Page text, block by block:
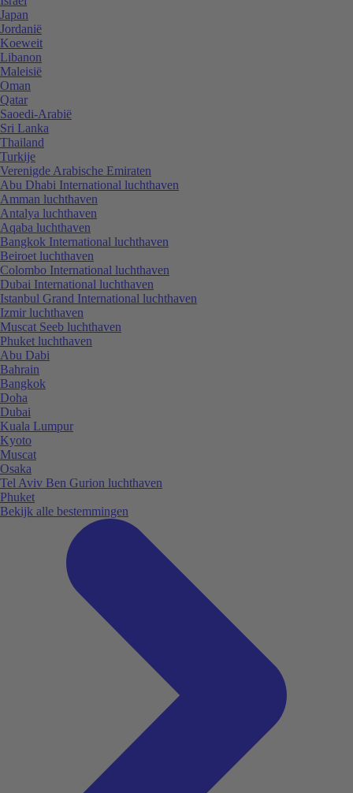
Japan
Jordanië
Koeweit
Libanon
Maleisië
Oman
Qatar
Saoedi-Arabië
Sri Lanka
Thailand
Turkije
Verenigde Arabische Emiraten
Abu Dhabi International luchthaven
Amman luchthaven
Antalya luchthaven
Aqaba luchthaven
Bangkok International luchthaven
Beiroet luchthaven
Colombo International luchthaven
Dubai International luchthaven
Istanbul Grand International luchthaven
Izmir luchthaven
Muscat Seeb luchthaven
Phuket luchthaven
Abu Dabi
Bahrain
Bangkok
Doha
Dubai
Kuala Lumpur
Kyoto
Muscat
Osaka
Tel Aviv Ben Gurion luchthaven
Phuket
Bekijk alle bestemmingen